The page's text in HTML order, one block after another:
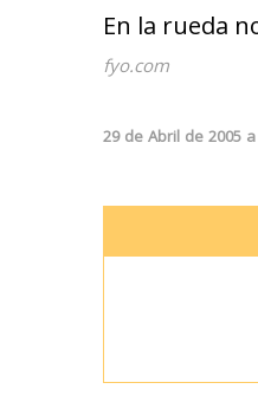
En la rueda
fyo.com
29 de Abril de 2005